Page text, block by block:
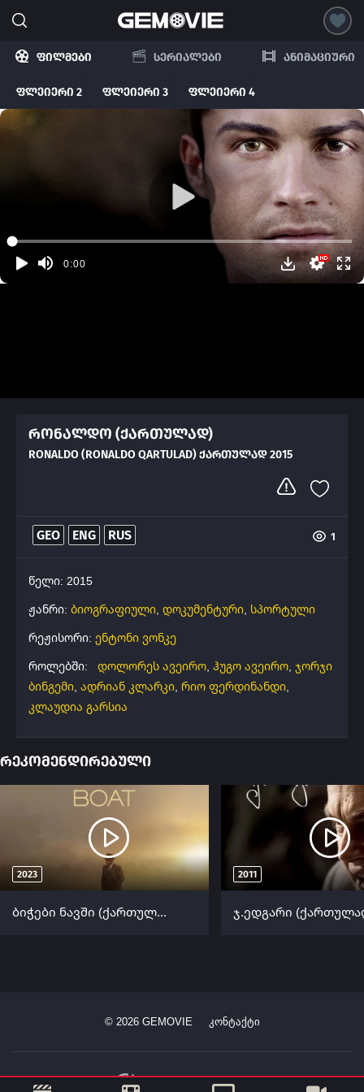
ფილმები სერიალები ანიმაციური
ფლეიერი 2 ფლეიერი 3 ფლეიერი 4
რონალდო (ქართულად)
RONALDO (RONALDO QARTULAD) ᲥᲐᲠᲗᲣᲚᲐᲓ 2015
GEO ENG RUS 1
წელი: 2015
ჟანრი: ბიოგრაფიული, დოკუმენტური, სპორტული
რეჟისორი: ენტონი ვონკე
როლებში:
დოლორეს ავეირო, ჰუგო ავეირო, ჯორჯი
ბინგემი, ადრიან კლარკი, რიო ფერდინანდი,
კლაუდია გარსია
რეკომენდირებული
2023
ბიჭები ნავში (ქართულად) / The Boys in the Boat (Bichebi Navshi Qartulad) ქართულად 2023
2011
© 2026GEMOVIE კონტაქტი